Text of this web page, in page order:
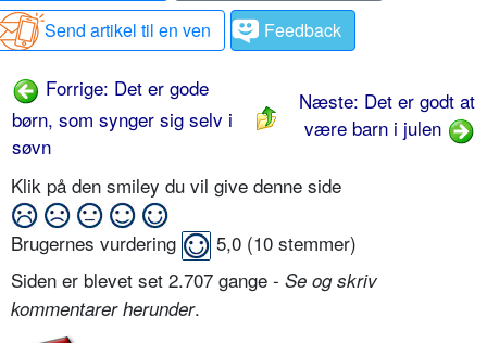
Send artikel til en ven
Feedback
Forrige: Det er gode
børn, som synger sig selv i
søvn
Næste: Det er godt at
være barn i julen
Klik på den smiley du vil give denne side
Brugernes vurdering 5,0 (10 stemmer)
Siden er blevet set 2.707 gange - Se og skriv
kommentarer herunder.